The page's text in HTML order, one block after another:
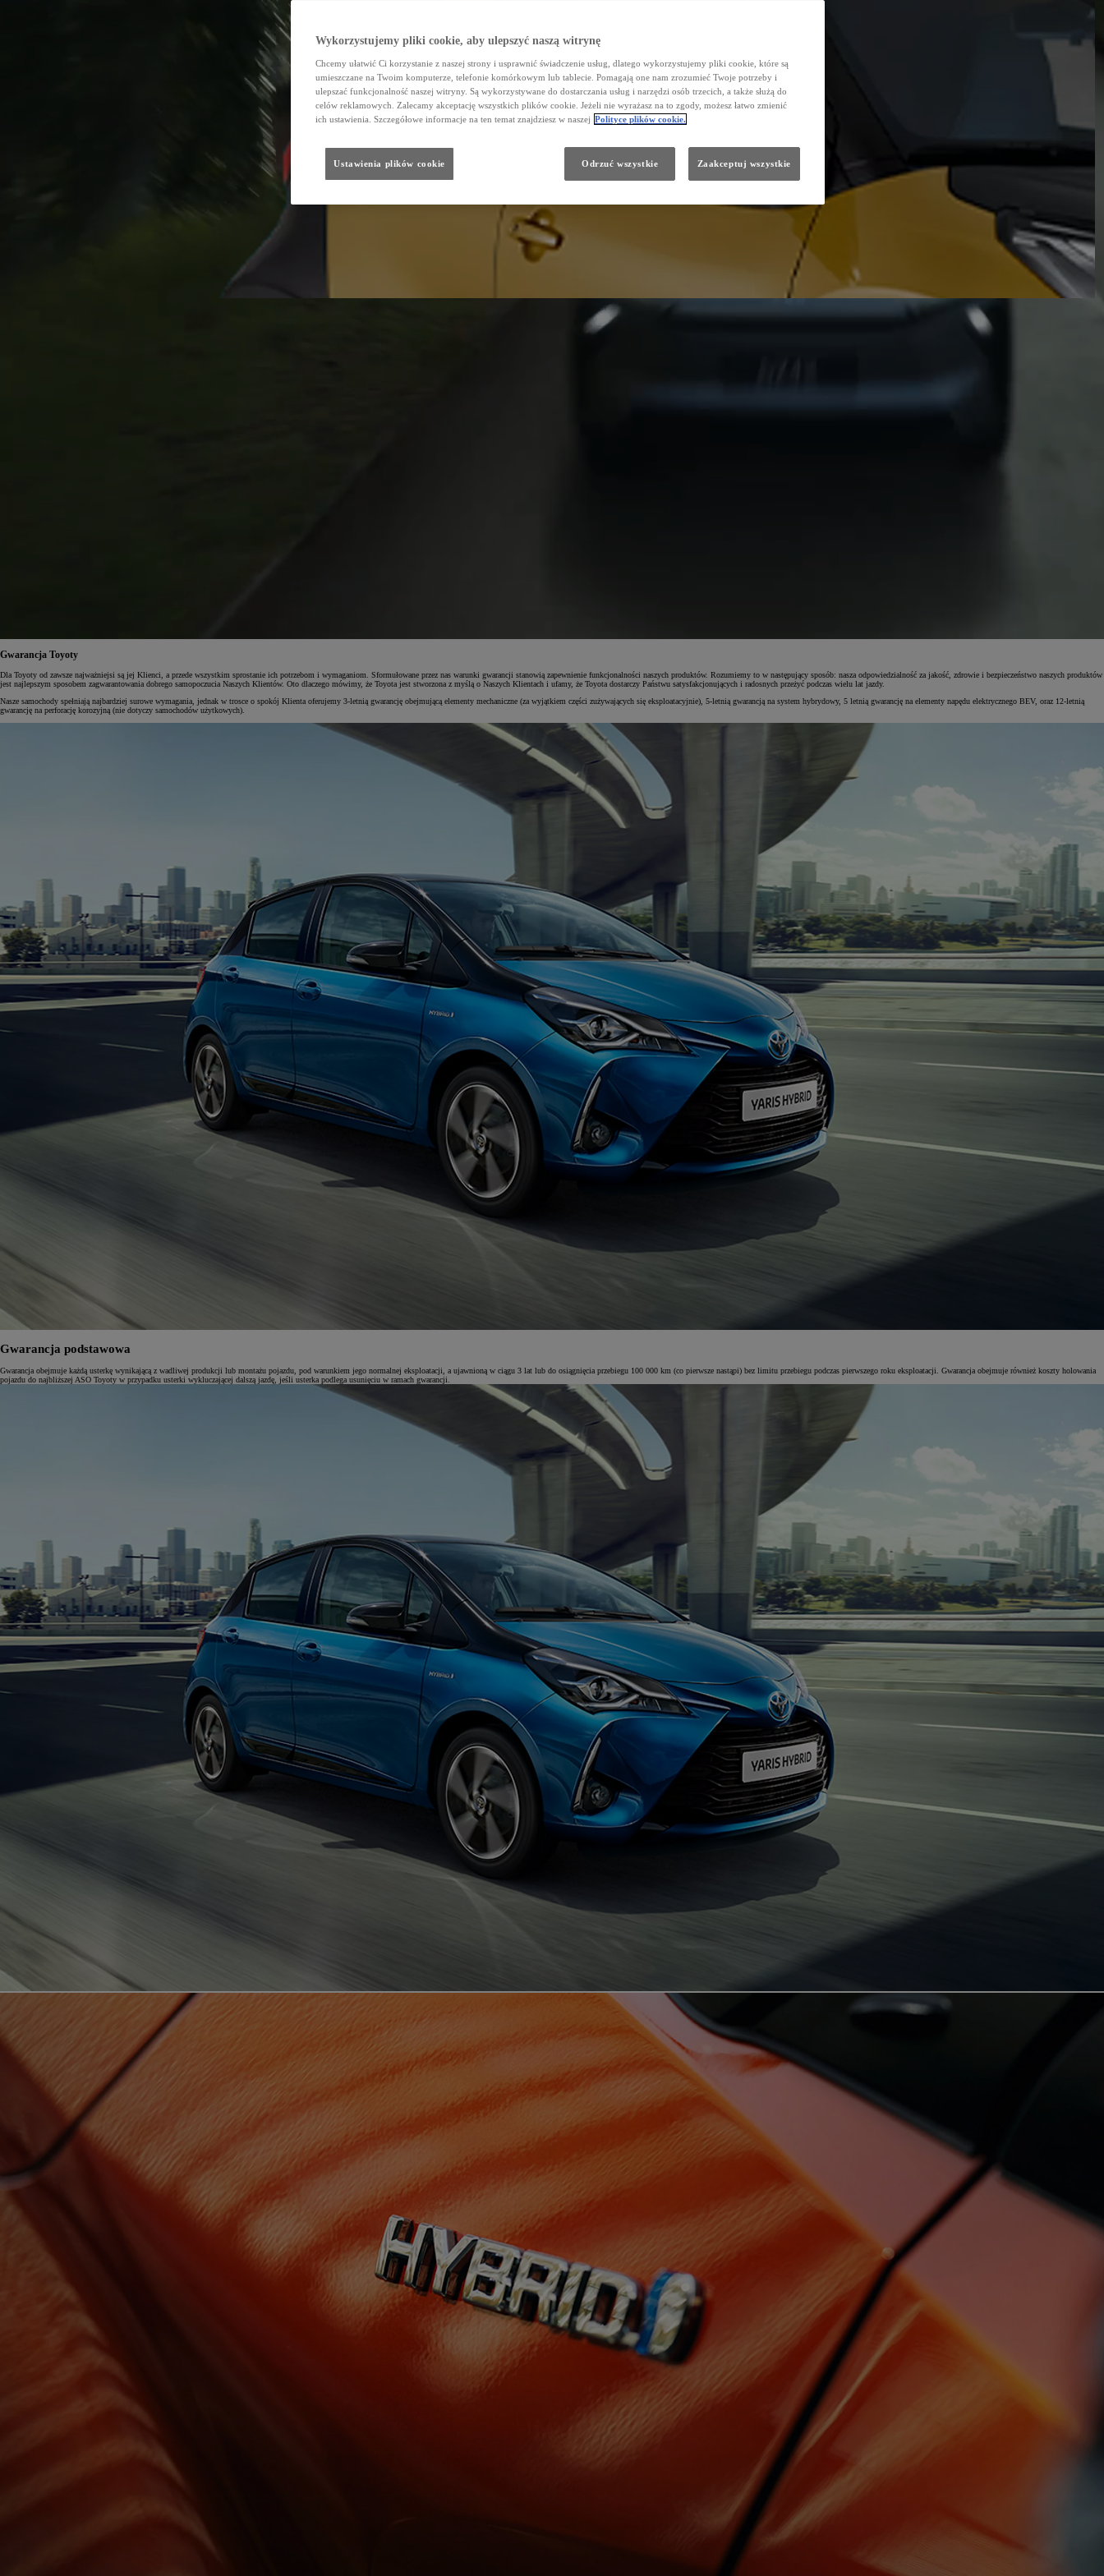
Gwarancja Toyoty
Dla Toyoty od zawsze najważniejsi są jej Klienci, a przede wszystkim sprostanie ich potrzebom i wymaganiom. Sformułowane przez nas warunki gwarancji stanowią zapewnienie funkcjonalności naszych produktów. Rozumiemy to w następujący sposób: nasza odpowiedzialność za jakość, zdrowie i bezpieczeństwo naszych produktów
jest najlepszym sposobem zagwarantowania dobrego samopoczucia Naszych Klientów. Oto dlaczego mówimy, że Toyota jest stworzona z myślą o Naszych Klientach i ufamy, że Toyota dostarczy Państwu satysfakcjonujących i radosnych przeżyć podczas wielu lat jazdy.
Nasze samochody spełniają najbardziej surowe wymagania, jednak w trosce o spokój Klienta oferujemy 3-letnią gwarancję obejmującą elementy mechaniczne (za wyjątkiem części zużywających się eksploatacyjnie), 5-letnią gwarancją na system hybrydowy, 5 letnią gwarancję na elementy napędu elektrycznego BEV, oraz 12-letnią
gwarancję na perforację korozyjną (nie dotyczy samochodów użytkowych).
Gwarancja podstawowa
Gwarancja obejmuje każdą usterkę wynikającą z wadliwej produkcji lub montażu pojazdu, pod warunkiem jego normalnej eksploatacji, a ujawnioną w ciągu 3 lat lub do osiągnięcia przebiegu 100 000 km (co pierwsze nastąpi) bez limitu przebiegu podczas pierwszego roku eksploatacji. Gwarancja obejmuje również koszty holowania
pojazdu do najbliższej ASO Toyoty w przypadku usterki wykluczającej dalszą jazdę, jeśli usterka podlega usunięciu w ramach gwarancji.
Wykorzystujemy pliki cookie, aby ulepszyć naszą witrynę
Chcemy ułatwić Ci korzystanie z naszej strony i usprawnić świadczenie usług, dlatego wykorzystujemy pliki cookie, które są
umieszczane na Twoim komputerze, telefonie komórkowym lub tablecie. Pomagają one nam zrozumieć Twoje potrzeby i
ulepszać funkcjonalność naszej witryny. Są wykorzystywane do dostarczania usług i narzędzi osób trzecich, a także służą do
celów reklamowych. Zalecamy akceptację wszystkich plików cookie. Jeżeli nie wyrażasz na to zgody, możesz łatwo zmienić
ich ustawienia. Szczegółowe informacje na ten temat znajdziesz w naszej Polityce plików cookie.
Ustawienia plików cookie Odrzuć wszystkie Zaakceptuj wszystkie